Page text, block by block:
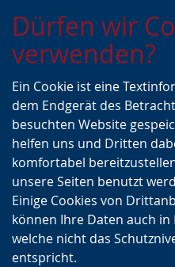
Dürfen wir
verwenden?
Ein Cookie ist eine
dem Endgerät des
besuchten Website
helfen uns und Dritten
komfortabel
unsere Seiten benutzt
Einige Cookies von
können Ihre Daten auch
welche nicht das
entspricht.